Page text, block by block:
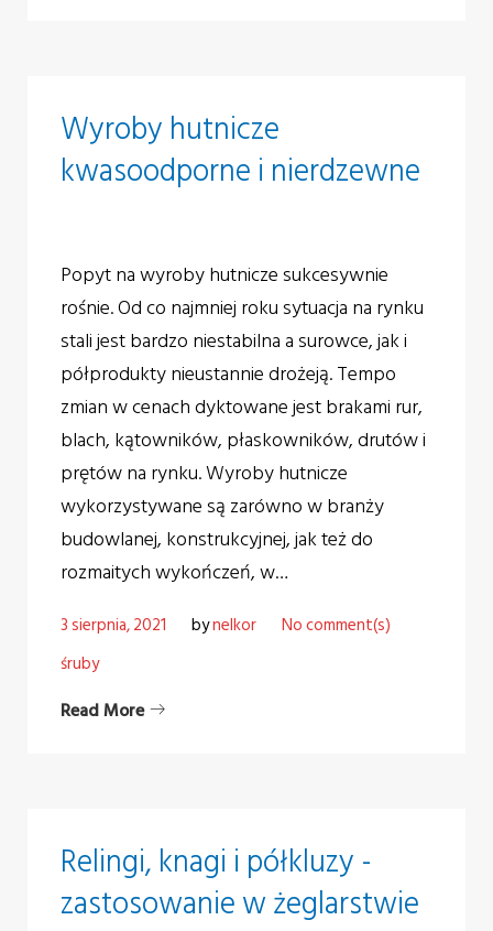
Wyroby hutnicze
kwasoodporne i nierdzewne
Popyt na wyroby hutnicze sukcesywnie
rośnie. Od co najmniej roku sytuacja na rynku
stali jest bardzo niestabilna a surowce, jak i
półprodukty nieustannie drożeją. Tempo
zmian w cenach dyktowane jest brakami rur,
blach, kątowników, płaskowników, drutów i
prętów na rynku. Wyroby hutnicze
wykorzystywane są zarówno w branży
budowlanej, konstrukcyjnej, jak też do
rozmaitych wykończeń, w…
3 sierpnia, 2021 bynelkor
No comment(s)
śruby
Read More
Relingi, knagi i półkluzy -
zastosowanie w żeglarstwie